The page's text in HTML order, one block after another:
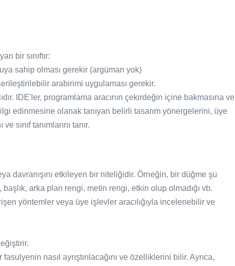
bir sınıftır:
sahip olması gerekir (argüman yok)
arabirimi uygulaması gerekir.
IDE'ler, programlama aracının çekirdeğin içine bakmasına ve
edinmesine olanak tanıyan belirli tasarım yönergelerini, üye
sınıf tanımlarını tanır.
davranışını etkileyen bir niteliğidir. Örneğin, bir düğme şu
arka plan rengi, metin rengi, etkin olup olmadığı vb.
yöntemler veya üye işlevler aracılığıyla incelenebilir ve
nasıl ayrıştırılacağını ve özelliklerini bilir. Ayrıca,